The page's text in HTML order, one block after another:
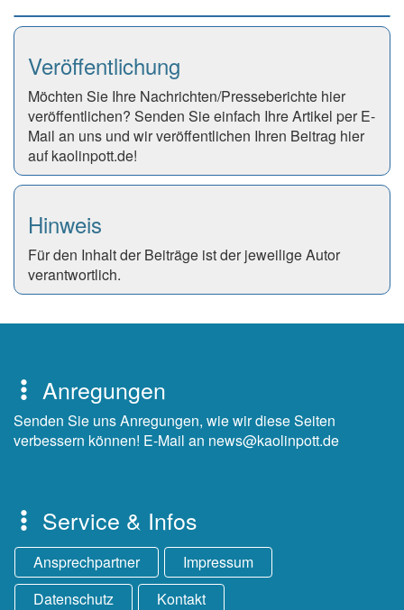
Veröffentlichung
Möchten Sie Ihre Nachrichten/Presseberichte hier
veröffentlichen? Senden Sie einfach Ihre Artikel per E-
Mail an uns und wir veröffentlichen Ihren Beitrag hier
auf kaolinpott.de!
Hinweis
Für den Inhalt der Beiträge ist der jeweilige Autor
verantwortlich.
Anregungen
Senden Sie uns Anregungen, wie wir diese Seiten
verbessern können! E-Mail an news@kaolinpott.de
Service & Infos
Ansprechpartner
Impressum
Datenschutz
Kontakt